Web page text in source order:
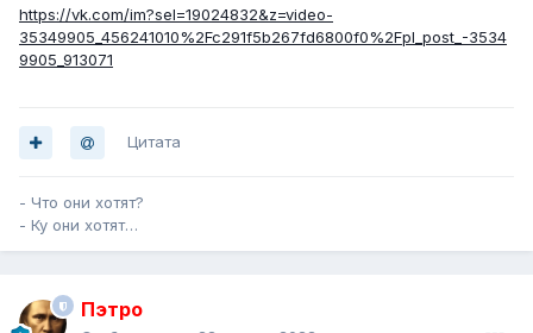
https://vk.com/im?sel=19024832&z=video-
35349905_456241010%2Fc291f5b267fd6800f0%2Fpl_post_-3534
9905_913071
Цитата
- Что они хотят?
- Ку они хотят…
Пэтро